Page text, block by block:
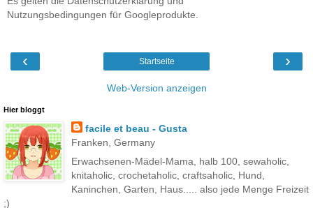
Nutzungsbedingungen für Googleprodukte.
‹ ›
Startseite
Web-Version anzeigen
Hier bloggt
facile et beau - Gusta
Franken, Germany
Erwachsenen-Mädel-Mama, halb 100, sewaholic,
knitaholic, crochetaholic, craftsaholic, Hund,
Kaninchen, Garten, Haus..... also jede Menge Freizeit
;)